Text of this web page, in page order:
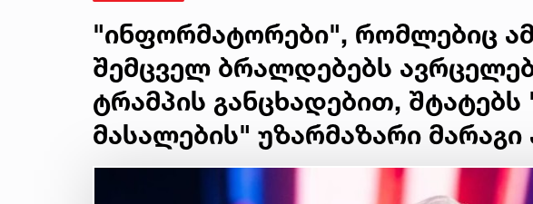
"ინფორმატორები", რომლებიც
შემცველ ბრალდებებს
ტრამპის განცხადებით,
მასალების" უზარმაზარი მარაგი